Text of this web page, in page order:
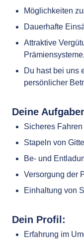
Möglichkeiten
Dauerhafte
Attraktive
Du hast bei uns
persönlicher
Deine
Sicheres
Stapeln von
Be- und
Versorgung der
Einhaltung von
Dein Profil:
Erfahrung im